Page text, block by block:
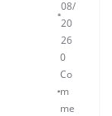
08/
20
26
0
Co
m
me